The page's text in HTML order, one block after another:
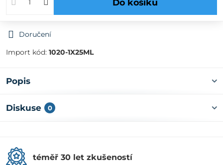
Doručení
Import kód: 1020-1X25ML
Popis
Diskuse 0
téměř 30 let zkušeností